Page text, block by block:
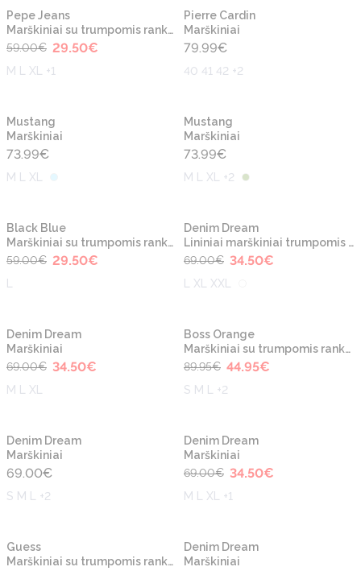
-50%
Pepe Jeans
Marškiniai su trumpomis rankovėmis
59.00€ 29.50€
M L XL +1
Pierre Cardin
Marškiniai
79.99€
40 41 42 +2
Mustang
Marškiniai
73.99€
M L XL
Mustang
Marškiniai
73.99€
M L XL +2
-50%
Black Blue
Marškiniai su trumpomis rankovėmis
59.00€ 29.50€
-50%
Denim Dream
Lininiai marškiniai trumpomis rankovėmis
69.00€ 34.50€
L XL XXL
-50%
Denim Dream
Marškiniai
69.00€ 34.50€
M L XL
-50%
Boss Orange
Marškiniai su trumpomis rankovėmis
89.95€ 44.95€
S M L +2
Denim Dream
Marškiniai
69.00€
S M L +2
-50%
Denim Dream
Marškiniai
69.00€ 34.50€
M L XL +1
Guess
Marškiniai su trumpomis rankovėmis
-50%
Denim Dream
Marškiniai